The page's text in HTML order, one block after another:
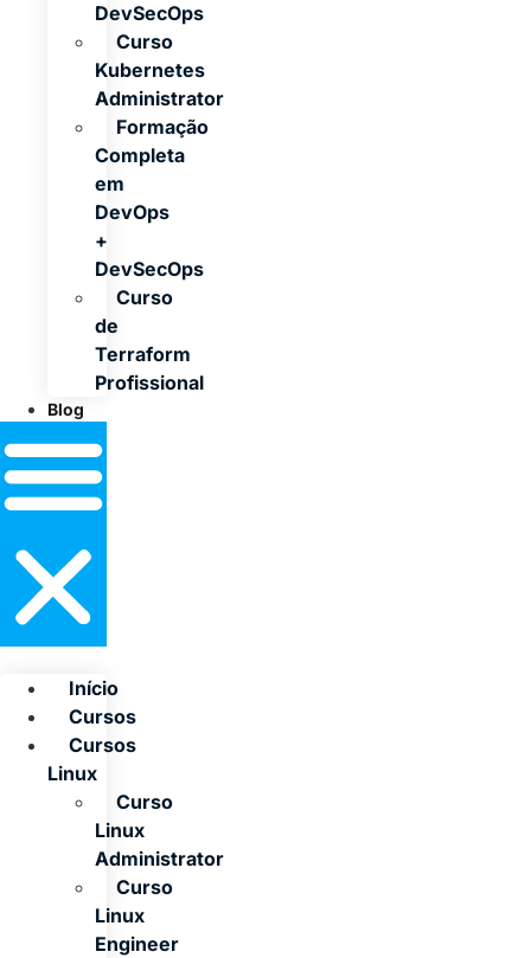
DevSecOps
Curso
Kubernetes
Administrator
Formação
Completa
em
DevOps
+
DevSecOps
Curso
de
Terraform
Profissional
Blog
Início
Cursos
Cursos
Linux
Curso
Linux
Administrator
Curso
Linux
Engineer